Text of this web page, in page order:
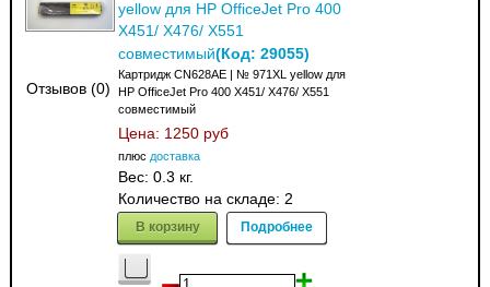
Отзывов (0)
yellow для HP OfficeJet Pro 400
X451/ X476/ X551
совместимый(Код:29055)
Картридж CN628AE | № 971XL yellow для
HP OfficeJet Pro 400 X451/ X476/ X551
совместимый
Цена: 1250 руб
плюс доставка
Вес:0.3 кг.
Количество на складе:2
В корзину Подробнее